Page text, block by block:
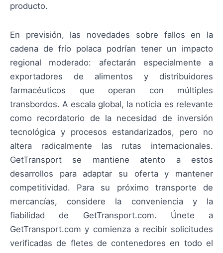
producto.
En previsión, las novedades sobre fallos en la
cadena de frío polaca podrían tener un impacto
regional moderado: afectarán especialmente a
exportadores de alimentos y distribuidores
farmacéuticos que operan con múltiples
transbordos. A escala global, la noticia es relevante
como recordatorio de la necesidad de inversión
tecnológica y procesos estandarizados, pero no
altera radicalmente las rutas internacionales.
GetTransport se mantiene atento a estos
desarrollos para adaptar su oferta y mantener
competitividad. Para su próximo transporte de
mercancías, considere la conveniencia y la
fiabilidad de GetTransport.com. Únete a
GetTransport.com y comienza a recibir solicitudes
verificadas de fletes de contenedores en todo el